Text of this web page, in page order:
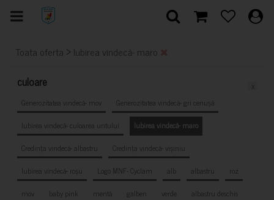
Toata oferta > Iubirea vindecă- maro
culoare
Generozitatea vindecă- mov
Generozitatea vindecă- gri cenușă
Iubirea vindecă- culoarea untului
Iubirea vindecă- maro
Credința vindecă- albastru
Credința vindecă- vișiniu
Iubirea vindecă- roșu
Logo MNF- Cyclam alb albastru
roz
mov
baby pink mentă galben verde
albastru deschis